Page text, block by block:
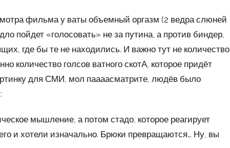
фильма у ваты объемный оргазм (2 ведра слюней
пойдет «голосовать» не за путина, а против биндер,
где бы те не находились. И важно тут не количество
количество голсов ватного скотА, которое придёт
для СМИ, мол паааасматрите, людёв было
мышление, а потом стадо, которое реагирует
и хотели изначально. Брюки превращаются… Ну, вы